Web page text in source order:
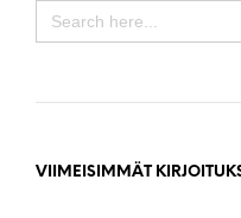
FOR:
VIIMEISIMMÄT